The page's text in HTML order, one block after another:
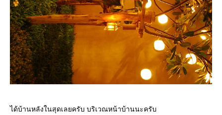
ได้บ้านหลังในสุดเลยครับ บริเวณหน้าบ้านนะครับ